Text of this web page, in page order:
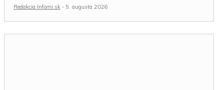
Redakcia Infomi.sk - 5. augusta 2026